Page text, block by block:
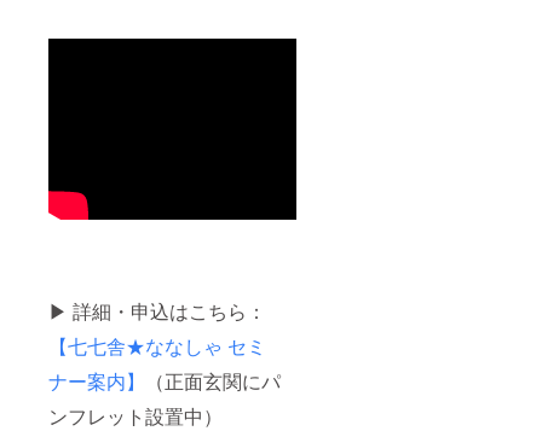
▶ 詳細・申込はこちら：
【七七舎★ななしゃ セミ
ナー案内】
（正面玄関にパ
ンフレット設置中）